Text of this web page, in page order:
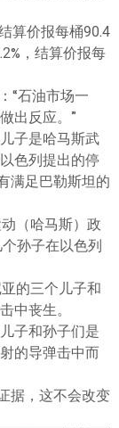
算价报每桶90.4
，结算价报每
“石油市场一
出反应。”
子是哈马斯武
色列提出的停
满足巴勒斯坦的
（哈马斯）政
孙子在以色列
的三个儿子和
中丧生。
子和孙子们是
的导弹击中而
据，这不会改变